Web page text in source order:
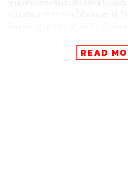
5 กิโลเมตร มีมูลค่า
READ